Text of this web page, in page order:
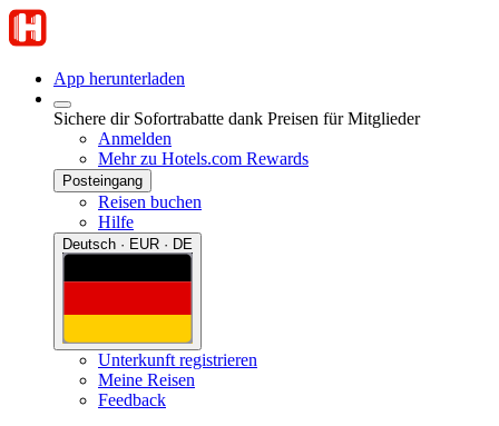
App herunterladen
Sichere dir Sofortrabatte dank Preisen für Mitglieder
Anmelden
Mehr zu Hotels.com Rewards
Posteingang
Reisen buchen
Hilfe
Deutsch · EUR · DE
Unterkunft registrieren
Meine Reisen
Feedback